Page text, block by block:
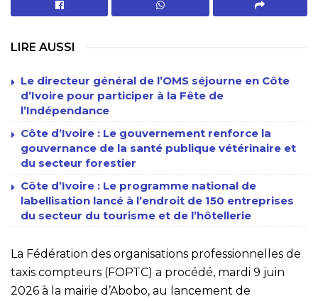
LIRE AUSSI
Le directeur général de l’OMS séjourne en Côte
d’Ivoire pour participer à la Fête de
l’Indépendance
Côte d’Ivoire : Le gouvernement renforce la
gouvernance de la santé publique vétérinaire et
du secteur forestier
Côte d’Ivoire : Le programme national de
labellisation lancé à l’endroit de 150 entreprises
du secteur du tourisme et de l’hôtellerie
La Fédération des organisations professionnelles de
taxis compteurs (FOPTC) a procédé, mardi 9 juin
2026 à la mairie d’Abobo, au lancement de